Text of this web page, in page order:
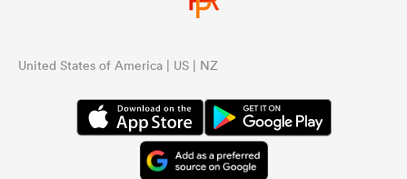
United States of America | US | NZ